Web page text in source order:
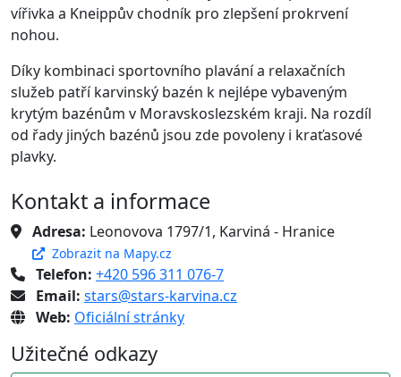
vířivka a Kneippův chodník pro zlepšení prokrvení
nohou.
Díky kombinaci sportovního plavání a relaxačních
služeb patří karvinský bazén k nejlépe vybaveným
krytým bazénům v Moravskoslezském kraji. Na rozdíl
od řady jiných bazénů jsou zde povoleny i kraťasové
plavky.
Kontakt a informace
Adresa: Leonovova 1797/1, Karviná - Hranice
Zobrazit na Mapy.cz
Telefon: +420 596 311 076-7
Email: stars@stars-karvina.cz
Web: Oficiální stránky
Užitečné odkazy